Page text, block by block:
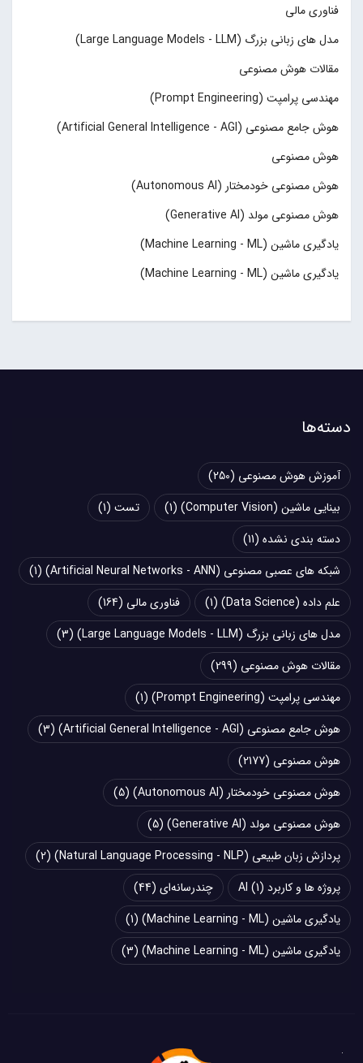
فناوری مالی
مدل های زبانی بزرگ (Large Language Models - LLM)
مقالات هوش مصنوعی
مهندسی پرامپت (Prompt Engineering)
هوش جامع مصنوعی (Artificial General Intelligence - AGI)
هوش مصنوعی
هوش مصنوعی خودمختار (Autonomous AI)
هوش مصنوعی مولد (Generative AI)
یادگیری ماشین (Machine Learning - ML)
یادگیری ماشین (Machine Learning - ML)
دسته‌ها
آموزش هوش مصنوعی (250)
بینایی ماشین (Computer Vision)
(1) تست (1)
دسته بندی نشده (11)
شبکه های عصبی مصنوعی (Artificial Neural Networks - ANN)
(1)
علم داده (Data Science)
(1) فناوری مالی (164)
مدل های زبانی بزرگ (Large Language Models - LLM)
(3)
مقالات هوش مصنوعی (299)
مهندسی پرامپت (Prompt Engineering)
(1)
هوش جامع مصنوعی (Artificial General Intelligence - AGI)
(3)
هوش مصنوعی (2177)
هوش مصنوعی خودمختار (Autonomous AI)
(5)
هوش مصنوعی مولد (Generative AI)
(5)
پردازش زبان طبیعی (Natural Language Processing - NLP)
(2)
پروژه ها و کاربرد AI (1) چند‌‌رسانه‌ای (44)
یادگیری ماشین (Machine Learning - ML)
(1)
یادگیری ماشین (Machine Learning - ML)
(3)